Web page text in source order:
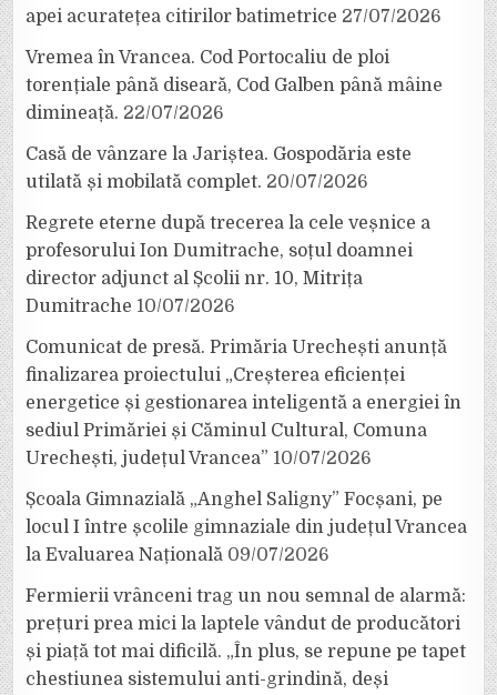
apei acuratețea citirilor batimetrice 27/07/2026
Vremea în Vrancea. Cod Portocaliu de ploi
torențiale până diseară, Cod Galben până mâine
dimineață. 22/07/2026
Casă de vânzare la Jariștea. Gospodăria este
utilată și mobilată complet. 20/07/2026
Regrete eterne după trecerea la cele veșnice a
profesorului Ion Dumitrache, soțul doamnei
director adjunct al Școlii nr. 10, Mitrița
Dumitrache 10/07/2026
Comunicat de presă. Primăria Urechești anunță
finalizarea proiectului „Creșterea eficienței
energetice și gestionarea inteligentă a energiei în
sediul Primăriei și Căminul Cultural, Comuna
Urechești, județul Vrancea” 10/07/2026
Școala Gimnazială „Anghel Saligny” Focșani, pe
locul I între școlile gimnaziale din județul Vrancea
la Evaluarea Națională 09/07/2026
Fermierii vrânceni trag un nou semnal de alarmă:
prețuri prea mici la laptele vândut de producători
și piață tot mai dificilă. „În plus, se repune pe tapet
chestiunea sistemului anti-grindină, deși